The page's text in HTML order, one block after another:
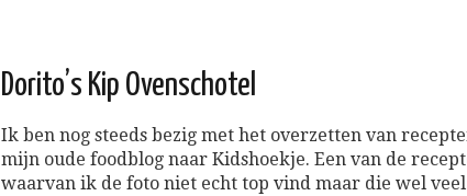
Dorito’s Kip Ovenschotel
Ik ben nog steeds bezig met het overzetten van
mijn oude foodblog naar Kidshoekje. Een van de
waarvan ik de foto niet echt top vind maar die wel